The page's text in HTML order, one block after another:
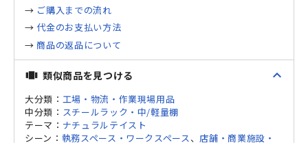
→ ご購入までの流れ
→代金のお支払い方法
→ 商品の返品について
view_carousel 類似商品を見つける expand_less
大分類： 工場・物流・作業現場用品
中分類： スチールラック・中/軽量棚
テーマ： ナチュラルテイスト
シーン： 執務スペース・ワークスペース 、 店舗・商業施設・